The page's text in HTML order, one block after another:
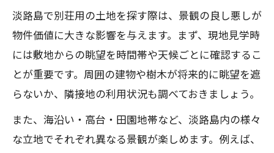
淡路島で別荘用の土地を探す際は、景観の良し悪しが
物件価値に大きな影響を与えます。まず、現地見学時
には敷地からの眺望を時間帯や天候ごとに確認するこ
とが重要です。周囲の建物や樹木が将来的に眺望を遮
らないか、隣接地の利用状況も調べておきましょう。
また、海沿い・高台・田園地帯など、淡路島内の様々
な立地でそれぞれ異なる景観が楽しめます。例えば、